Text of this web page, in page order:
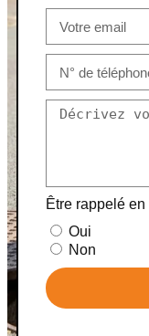
Être rappelé
Oui
Non